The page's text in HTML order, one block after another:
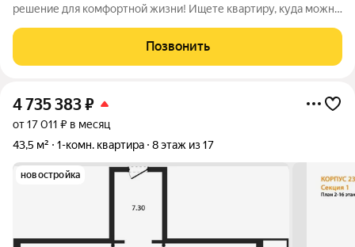
решение для комфортной жизни! Ищете квартиру, куда можно
Обратите внимание на этот вариант на улице Ключникова!
Основные параметры: общая
Позвонить
4 735 383₽
от 17 011 ₽ в месяц
43,5 м²
1-комн. квартира 8 этаж из 17
новостройка